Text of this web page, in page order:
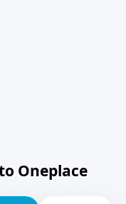
Oneplace